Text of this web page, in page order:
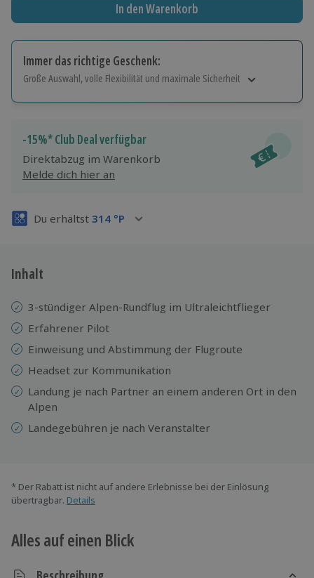
In den Warenkorb
Immer das richtige Geschenk:
Große Auswahl, volle Flexibilität und maximale Sicherheit
Jeder Gutschein für alle Erlebnisse einlösbar.
Maximale Sicherheit
3 Jahre gültig & verlängerbar.
-15%* Club Deal verfügbar
Direktabzug im Warenkorb
Melde dich hier an
Du erhältst 314 °P
Inhalt
3-stündiger Alpen-Rundflug im Ultraleichtflieger
Erfahrener Pilot
Einweisung und Abstimmung der Flugroute
Headset zur Kommunikation
Landung je nach Partner an einem anderen Ort in den
Alpen
Landegebühren je nach Veranstalter
* Der Rabatt ist nicht auf andere Erlebnisse bei der Einlösung
übertragbar. Details
Alles auf einen Blick